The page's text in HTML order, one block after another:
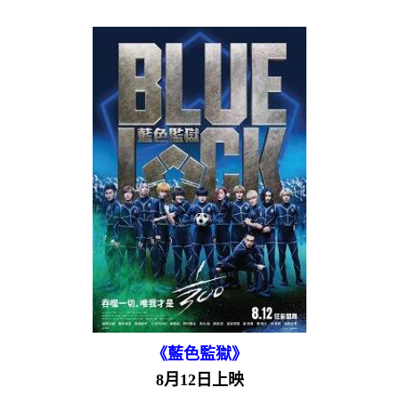
《藍色監獄》
8月12日上映